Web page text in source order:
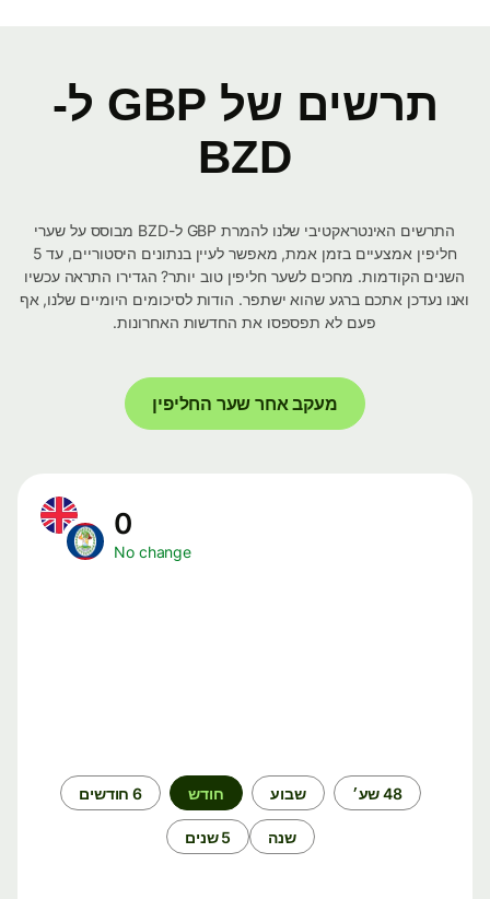
תרשים של GBP ל-
BZD
התרשים האינטראקטיבי שלנו להמרת GBP ל-BZD מבוסס על שערי
חליפין אמצעיים בזמן אמת, מאפשר לעיין בנתונים היסטוריים, עד 5
השנים הקודמות. מחכים לשער חליפין טוב יותר? הגדירו התראה עכשיו
ואנו נעדכן אתכם ברגע שהוא ישתפר. הודות לסיכומים היומיים שלנו, אף
פעם לא תפספסו את החדשות האחרונות.
מעקב אחר שער החליפין
No change
48 שע׳ שבוע חודש 6 חודשים
שנה 5 שנים